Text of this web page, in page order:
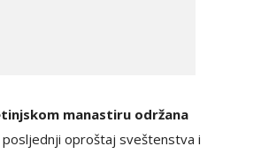
manastiru održana
oproštaj sveštenstva i